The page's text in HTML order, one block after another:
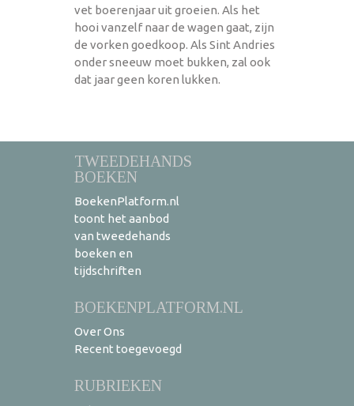
vet boerenjaar uit groeien. Als het
hooi vanzelf naar de wagen gaat, zijn
de vorken goedkoop. Als Sint Andries
onder sneeuw moet bukken, zal ook
dat jaar geen koren lukken.
TWEEDEHANDS
BOEKEN
BoekenPlatform.nl
toont het aanbod
van tweedehands
boeken en
tijdschriften
BOEKENPLATFORM.NL
Over Ons
Recent toegevoegd
RUBRIEKEN